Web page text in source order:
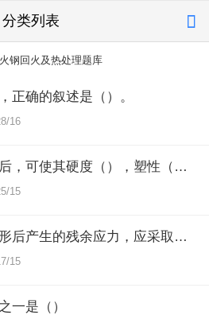
分类列表 
钢回火及热处理题库
正确的叙述是（）。
16
[填空题] 钢经退火处理后，可使其硬度（），塑性（）。
15
[单选] 消除金属塑性变形后产生的残余应力，应采取的措施是（）
15
一是（）